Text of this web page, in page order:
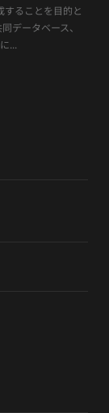
することを目的と
データベース、
...